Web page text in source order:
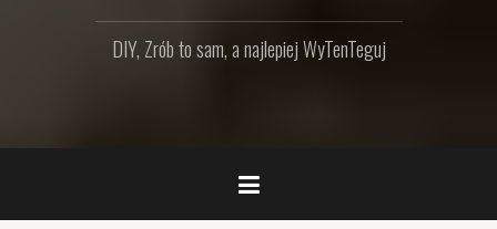
DIY, Zrób to sam, a najlepiej WyTenTeguj